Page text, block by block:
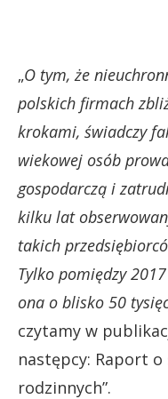
„O tym, że
polskich firmach
krokami, świadczy
wiekowej osób
gospodarczą i
kilku lat
takich
Tylko pomiędzy
ona o blisko 50
czytamy w
następcy: Raport
rodzinnych”.